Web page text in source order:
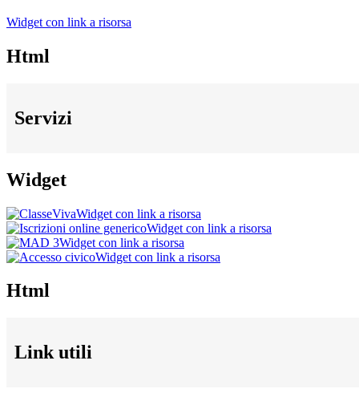
Widget con link a risorsa
Html
Servizi
Widget
Widget con link a risorsa
Widget con link a risorsa
Widget con link a risorsa
Widget con link a risorsa
Html
Link utili